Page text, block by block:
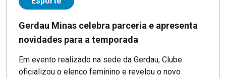
Gerdau Minas celebra parceria e apresenta
novidades para a temporada
Em evento realizado na sede da Gerdau, Clube
oficializou o elenco feminino e revelou o novo